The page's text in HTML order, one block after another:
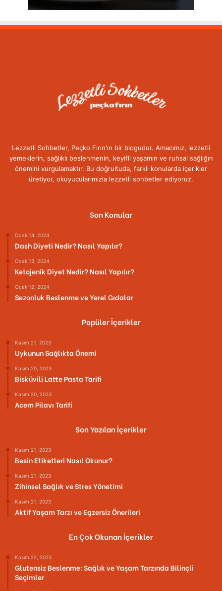
Lezzetli Sohbetler, Peçko Fırın'ın bir blogudur. Amacımız, lezzetli
yemeklerin, sağlıklı beslenmenin, keyifli yaşamın ve ruhsal sağlığın
önemini vurgulamaktır. Bu doğrultuda, farklı konularda içerikler
üretiyor, okuyucularımızla lezzetli sohbetler ediyoruz.
Son Konular
Ocak 14, 2024
Dash Diyeti Nedir? Nasıl Yapılır?
Ocak 13, 2024
Ketojenik Diyet Nedir? Nasıl Yapılır?
Ocak 12, 2024
Sezonluk Beslenme ve Yerel Gıdalar
Popüler İçerikler
Kasım 21, 2023
Uykunun Sağlıkta Önemi
Kasım 20, 2023
Bisküvili Latte Pasta Tarifi
Kasım 20, 2023
Acem Pilavı Tarifi
Son Yazılan İçerikler
Kasım 21, 2023
Besin Etiketleri Nasıl Okunur?
Kasım 21, 2023
Zihinsel Sağlık ve Stres Yönetimi
Kasım 21, 2023
Aktif Yaşam Tarzı ve Egzersiz Önerileri
En Çok Okunan İçerikler
Kasım 22, 2023
Glutensiz Beslenme: Sağlık ve Yaşam Tarzında Bilinçli
Seçimler